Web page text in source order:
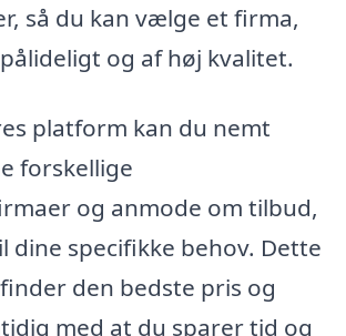
så du kan vælge et firma,
og af høj kvalitet.
platform kan du nemt
forskellige
og anmode om tilbud,
dine specifikke behov. Dette
den bedste pris og
med at du sparer tid og